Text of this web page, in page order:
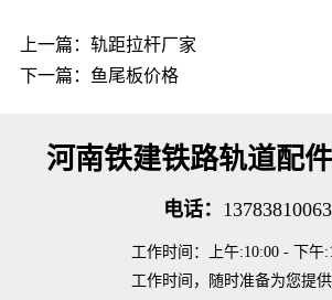
上一篇： 轨距拉杆厂家
下一篇： 鱼尾板价格
河南铁建铁路轨道配
电话： 13783810063
工作时间：上午:10:00 - 下午
工作时间，随时准备为您提